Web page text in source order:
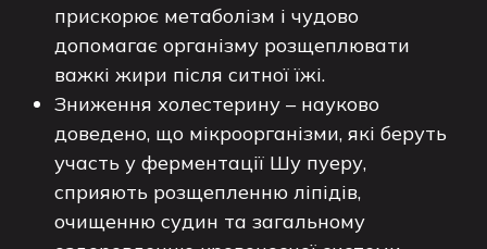
прискорює метаболізм і чудово
допомагає організму розщеплювати
важкі жири після ситної їжі.
Зниження холестерину – науково
доведено, що мікроорганізми, які беруть
участь у ферментації Шу пуеру,
сприяють розщепленню ліпідів,
очищенню судин та загальному